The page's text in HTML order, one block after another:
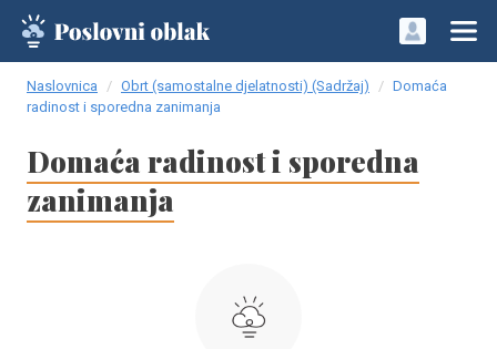
Naslovnica Obrt (samostalne djelatnosti) (Sadržaj)
Domaća
radinost i sporedna zanimanja
Domaća radinost i sporedna
zanimanja